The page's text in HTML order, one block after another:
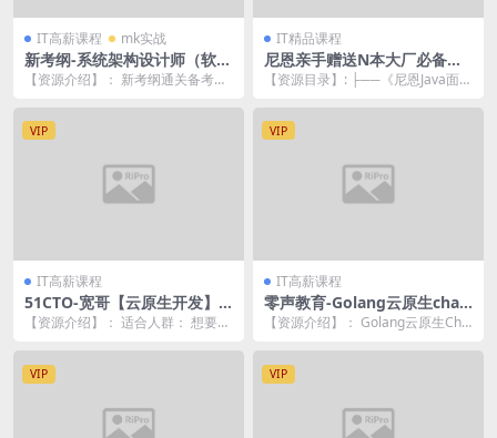
IT高薪课程 mk实战
新考纲-系统架构设计师（软考
高级） 一站式通关课程
【资源介绍】： 新考纲通关备考指
IT精品课程
尼恩亲手赠送N本大厂必备高
并发核心编程 电子书
【资源目录】: ├──《尼恩Java面试
VIP
IT高薪课程
51CTO-宽哥【云原生开发】G
o和Gin入门到脚手架项目实战
【资源介绍】： 适合人群： 想要完
VIP
IT高薪课程
零声教育-Golang云原生chat
GPT项目实战
【资源介绍】： Golang云原生Cha
VIP VIP